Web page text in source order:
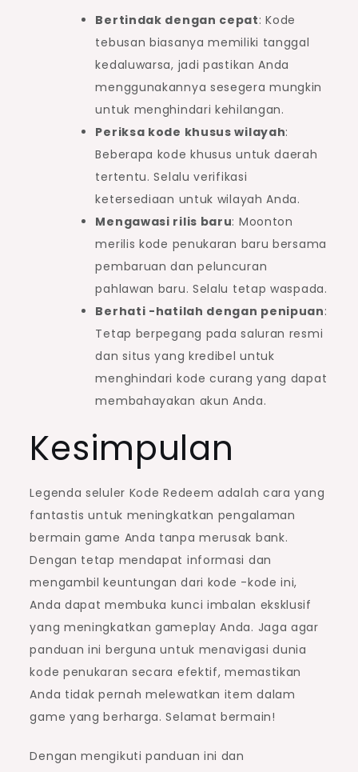
Bertindak dengan cepat: Kode
tebusan biasanya memiliki tanggal
kedaluwarsa, jadi pastikan Anda
menggunakannya sesegera mungkin
untuk menghindari kehilangan.
Periksa kode khusus wilayah:
Beberapa kode khusus untuk daerah
tertentu. Selalu verifikasi
ketersediaan untuk wilayah Anda.
Mengawasi rilis baru: Moonton
merilis kode penukaran baru bersama
pembaruan dan peluncuran
pahlawan baru. Selalu tetap waspada.
Berhati -hatilah dengan penipuan:
Tetap berpegang pada saluran resmi
dan situs yang kredibel untuk
menghindari kode curang yang dapat
membahayakan akun Anda.
Kesimpulan
Legenda seluler Kode Redeem adalah cara yang
fantastis untuk meningkatkan pengalaman
bermain game Anda tanpa merusak bank.
Dengan tetap mendapat informasi dan
mengambil keuntungan dari kode -kode ini,
Anda dapat membuka kunci imbalan eksklusif
yang meningkatkan gameplay Anda. Jaga agar
panduan ini berguna untuk menavigasi dunia
kode penukaran secara efektif, memastikan
Anda tidak pernah melewatkan item dalam
game yang berharga. Selamat bermain!
Dengan mengikuti panduan ini dan